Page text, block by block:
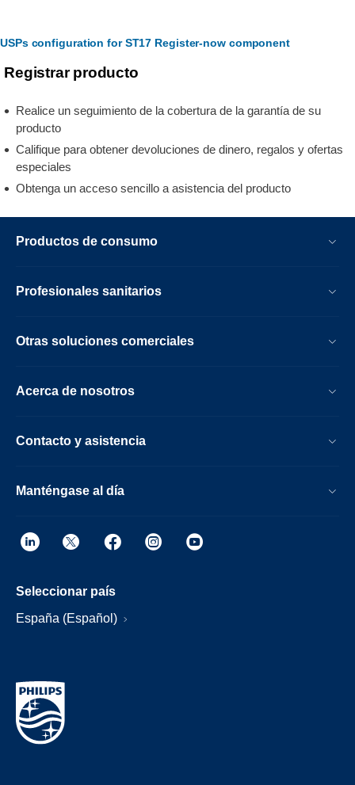
USPs configuration for ST17 Register-now component
Registrar producto
Realice un seguimiento de la cobertura de la garantía de su
producto
Califique para obtener devoluciones de dinero, regalos y ofertas
especiales
Obtenga un acceso sencillo a asistencia del producto
Productos de consumo
Profesionales sanitarios
Otras soluciones comerciales
Acerca de nosotros
Contacto y asistencia
Manténgase al día
Seleccionar país
España (Español)